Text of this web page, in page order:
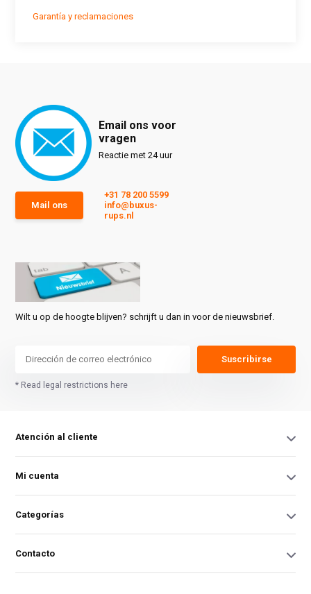
Garantía y reclamaciones
Email ons voor
vragen
Reactie met 24 uur
Mail ons
+31 78 200 5599
info@buxus-
rups.nl
Wilt u op de hoogte blijven? schrijft u dan in voor de nieuwsbrief.
Suscribirse
* Read legal restrictions here
Atención al cliente
Mi cuenta
Categorías
Contacto